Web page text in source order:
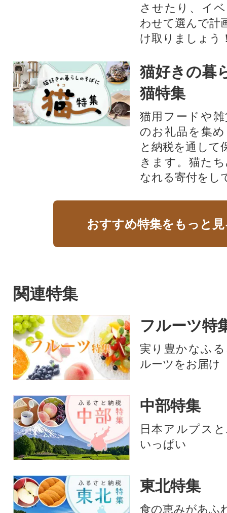
させたり、イ
わせて選んで計
け取りましょう
猫好きの暮
猫特集
猫用フードや
のお礼品を集
と納税を通して
きます。猫た
なれる寄付をし
おすすめ特集をもっと
関連特集
フルーツ特
実り豊かなふ
ルーツをお届け
中部特集
日本アルプス
いっぱい
東北特集
食の恵みがあふ